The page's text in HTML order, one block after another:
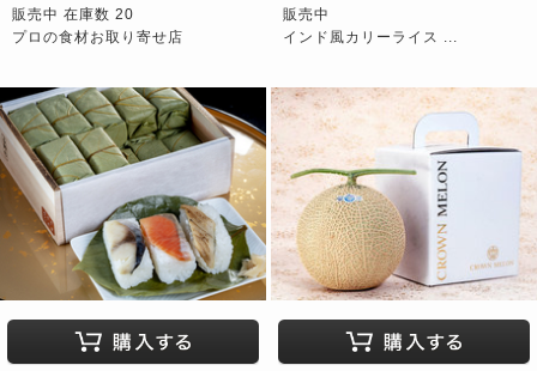
販売中 在庫数 20
プロの食材お取り寄せ店
販売中
インド風カリーライス ...